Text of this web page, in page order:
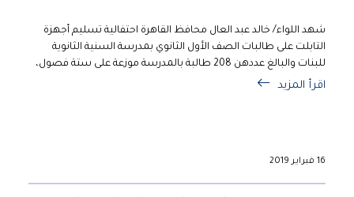
شهد اللواء/ خالد عبد العال محافظ القاهرة احتفالية تسليم أجهزة
التابلت على طالبات الصف الأول الثانوي بمدرسة السنية الثانوية
للبنات والبالغ عددهن 208 طالبة بالمدرسة موزعة على ستة فصول،
اقرأ المزيد
16 فبراير 2019